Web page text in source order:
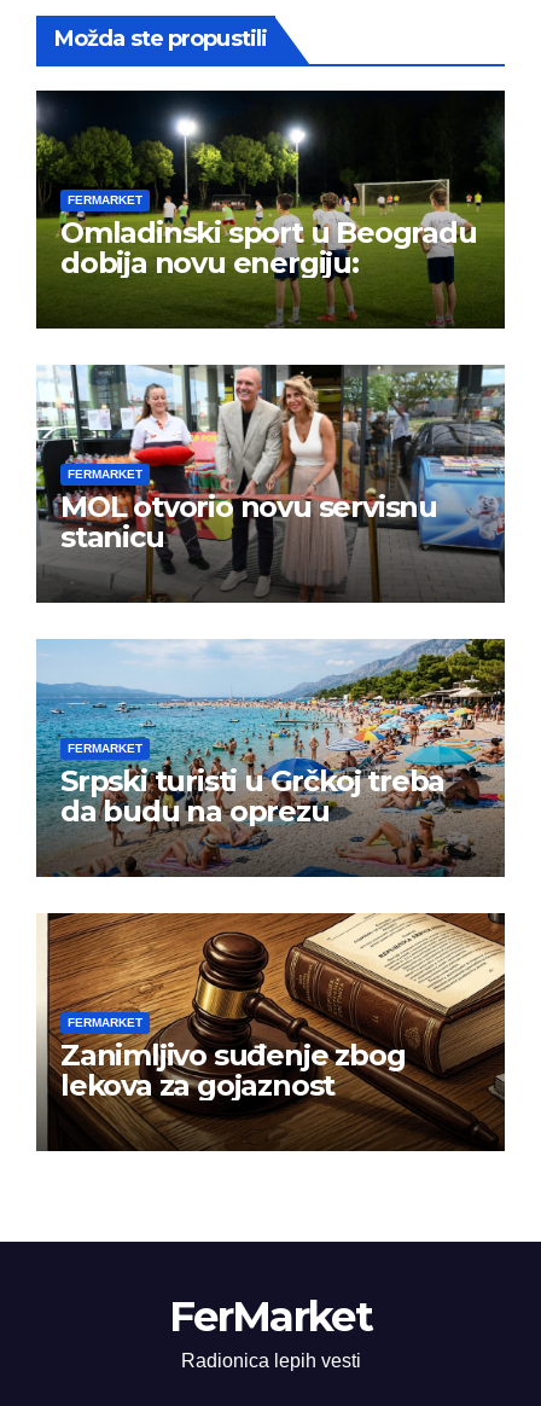
Možda ste propustili
FERMARKET
Omladinski sport u Beogradu
dobija novu energiju:
FERMARKET
MOL otvorio novu servisnu
stanicu
FERMARKET
Srpski turisti u Grčkoj treba
da budu na oprezu
FERMARKET
Zanimljivo suđenje zbog
lekova za gojaznost
FerMarket
Radionica lepih vesti